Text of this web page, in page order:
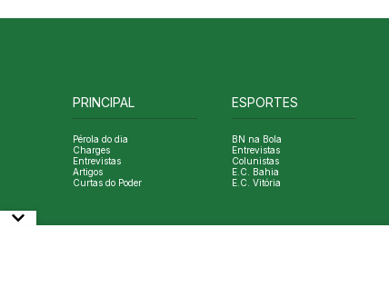
PRINCIPAL
Pérola do dia
Charges
Entrevistas
Artigos
Curtas do Poder
ESPORTES
BN na Bola
Entrevistas
Colunistas
E.C. Bahia
E.C. Vitória